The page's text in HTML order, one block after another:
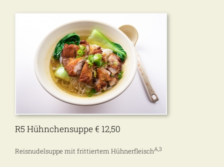
R5 Hühnchensuppe € 12,50
Reisnudelsuppe mit frittiertem HühnerfleischA,3